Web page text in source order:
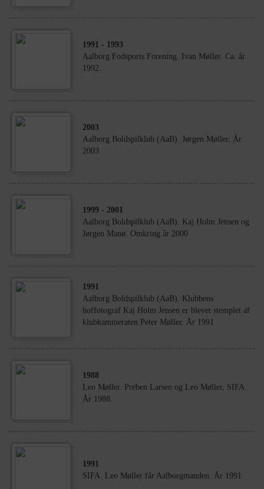
1991 - 1993
Aalborg Fodsports Forening. Ivan Møller. Ca. år
1992.
2003
Aalborg Boldspilklub (AaB). Jørgen Møller. År
2003
1999 - 2001
Aalborg Boldspilklub (AaB). Kaj Holm Jensen og
Jørgen Manø. Omkring år 2000
1991
Aalborg Boldspilklub (AaB). Klubbens
hoffotograf Kaj Holm Jensen er blevet stemplet af
klubkammeraten Peter Møller. År 1991
1988
Leo Møller. Preben Larsen og Leo Møller, SIFA.
År 1988.
1991
SIFA. Leo Møller får Aalborgmanden. År 1991